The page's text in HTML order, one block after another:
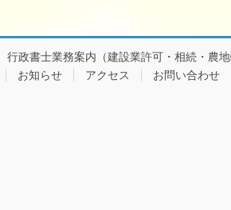
行政書士業務案内（建設業許可・相続・農地
お知らせ アクセス お問い合わせ